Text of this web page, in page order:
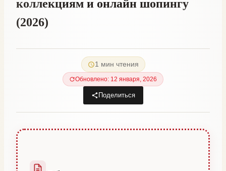
коллекциям и онлайн шопингу
(2026)
1 мин чтения
Обновлено: 12 января, 2026
Поделиться